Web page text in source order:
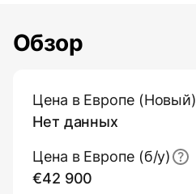
Обзор
Цена в Европе (Новый)
Нет данных
Цена в Европе (б/y)
€42 900